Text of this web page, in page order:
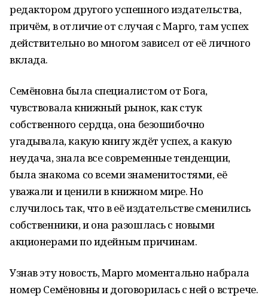
редактором другого успешного издательства,
причём, в отличие от случая с Марго, там успех
действительно во многом зависел от её личного
вклада.
Семёновна была специалистом от Бога,
чувствовала книжный рынок, как стук
собственного сердца, она безошибочно
угадывала, какую книгу ждёт успех, а какую
неудача, знала все современные тенденции,
была знакома со всеми знаменитостями, её
уважали и ценили в книжном мире. Но
случилось так, что в её издательстве сменились
собственники, и она разошлась с новыми
акционерами по идейным причинам.
Узнав эту новость, Марго моментально набрала
номер Семёновны и договорилась с ней о встрече.